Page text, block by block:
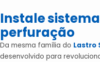
Instale
perfuração
Da mesma família do Lastro
desenvolvido para